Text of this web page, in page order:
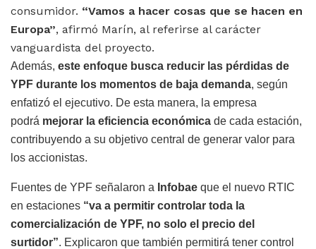
consumidor. “Vamos a hacer cosas que se hacen en
Europa”, afirmó Marín, al referirse al carácter
vanguardista del proyecto.
Además, este enfoque busca reducir las pérdidas de
YPF durante los momentos de baja demanda, según
enfatizó el ejecutivo. De esta manera, la empresa
podrá mejorar la eficiencia económica de cada estación,
contribuyendo a su objetivo central de generar valor para
los accionistas.
Fuentes de YPF señalaron a Infobae que el nuevo RTIC
en estaciones “va a permitir controlar toda la
comercialización de YPF, no solo el precio del
surtidor”. Explicaron que también permitirá tener control